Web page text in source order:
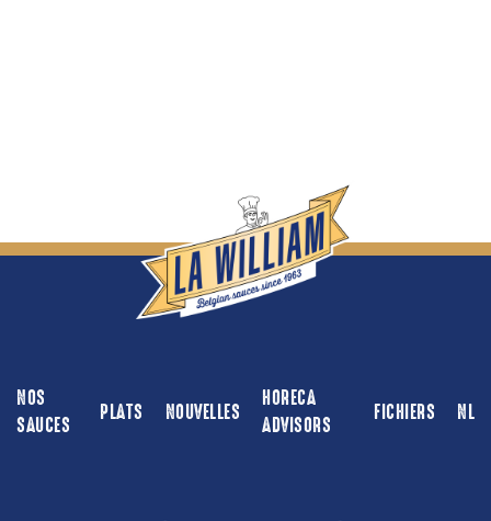
NOS
SAUCES
PLATS NOUVELLES
HORECA
ADVISORS
FICHIERS NL